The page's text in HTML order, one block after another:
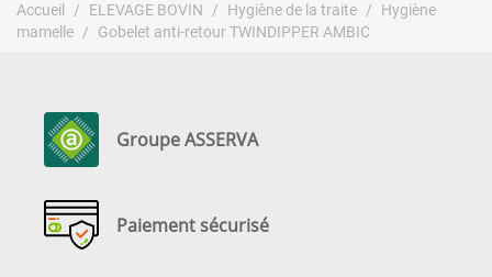
Accueil ELEVAGE BOVIN Hygiène de la traite
Hygiène
mamelle
Gobelet anti-retour TWINDIPPER AMBIC
Groupe ASSERVA
Paiement sécurisé